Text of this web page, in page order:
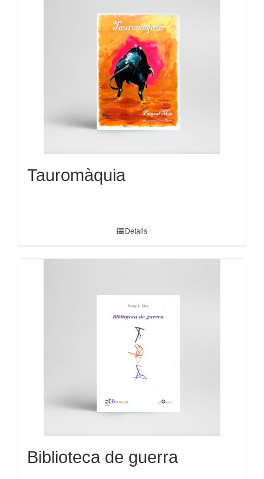
Tauromàquia
Detalls
Biblioteca de guerra